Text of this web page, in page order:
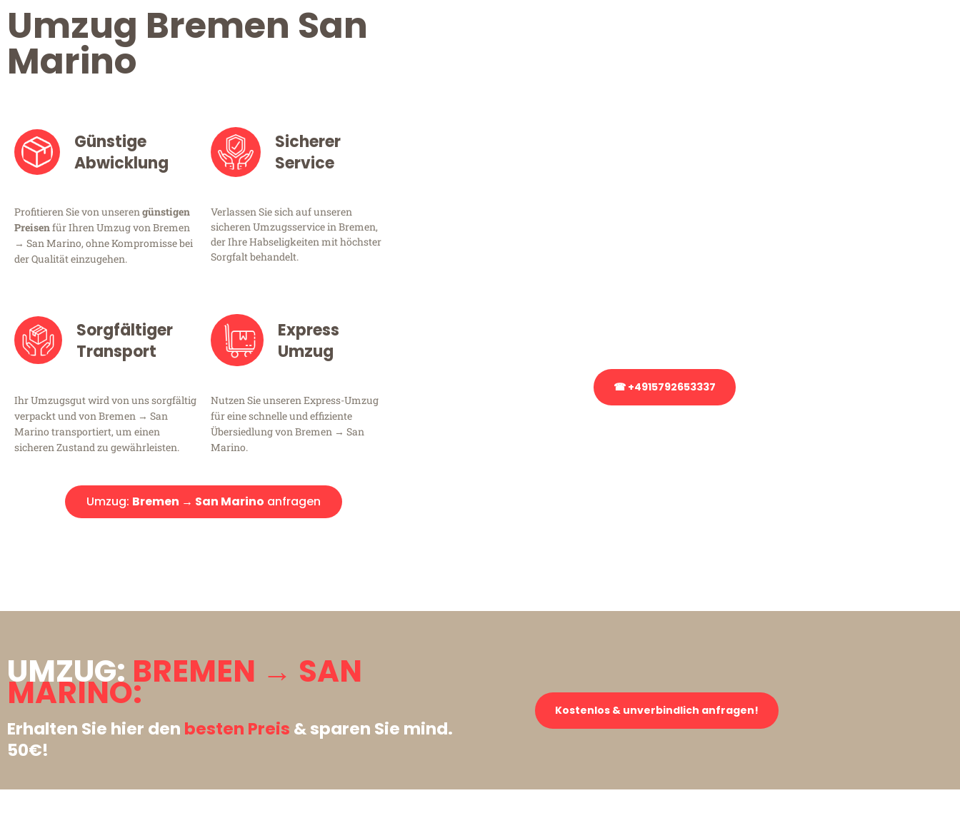
Umzug Bremen San
Marino
Günstige
Abwicklung
Profitieren Sie von unserengünstigen
Preisenfür Ihren Umzug von Bremen
→ San Marino, ohne Kompromisse bei
der Qualität einzugehen.
Sicherer
Service
Verlassen Sie sich auf unseren
sicheren Umzugsservice in Bremen,
der Ihre Habseligkeiten mit höchster
Sorgfalt behandelt.
Sorgfältiger
Transport
Ihr Umzugsgut wird von uns sorgfältig
verpackt und von Bremen → San
Marino transportiert, um einen
sicheren Zustand zu gewährleisten.
Express
Umzug
Nutzen Sie unseren Express-Umzug
für eine schnelle und effiziente
Übersiedlung von Bremen → San
Marino.
Umzug: Bremen → San Marino anfragen
☎ +4915792653337
UMZUG:BREMEN → SAN
MARINO:
Erhalten Sie hier den besten Preis & sparen Sie mind.
50€!
Kostenlos & unverbindlich anfragen!